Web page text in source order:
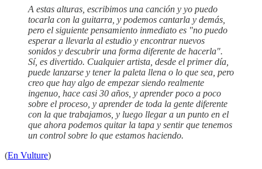
A estas alturas, escribimos una canción y yo puedo
tocarla con la guitarra, y podemos cantarla y demás,
pero el siguiente pensamiento inmediato es "no puedo
esperar a llevarla al estudio y encontrar nuevos
sonidos y descubrir una forma diferente de hacerla".
Sí, es divertido. Cualquier artista, desde el primer día,
puede lanzarse y tener la paleta llena o lo que sea, pero
creo que hay algo de empezar siendo realmente
ingenuo, hace casi 30 años, y aprender poco a poco
sobre el proceso, y aprender de toda la gente diferente
con la que trabajamos, y luego llegar a un punto en el
que ahora podemos quitar la tapa y sentir que tenemos
un control sobre lo que estamos haciendo.
(En Vulture)